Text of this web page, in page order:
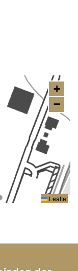
+
−
Leaflet